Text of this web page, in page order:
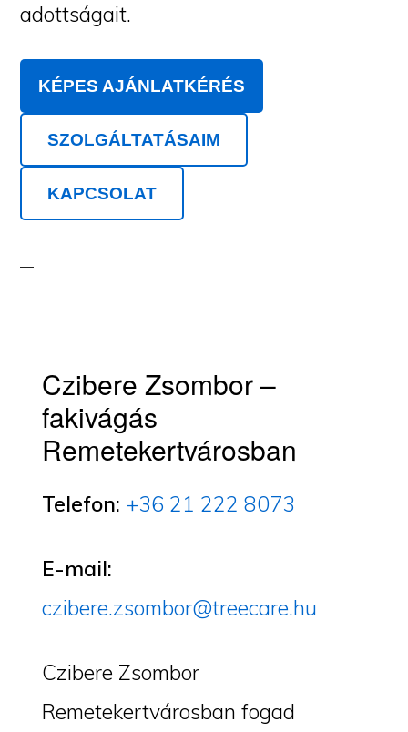
adottságait.
KÉPES AJÁNLATKÉRÉS
SZOLGÁLTATÁSAIM
KAPCSOLAT
Czibere Zsombor –
fakivágás
Remetekertvárosban
Telefon: +36 21 222 8073
E-mail:
czibere.zsombor@treecare.hu
Czibere Zsombor
Remetekertvárosban fogad